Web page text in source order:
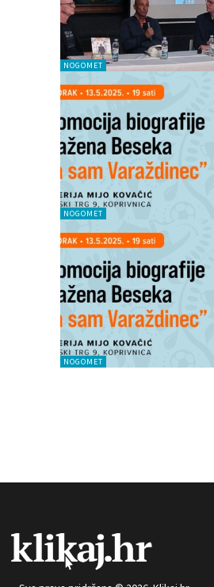
NOGOMET
NOGOMET
NOGOMET